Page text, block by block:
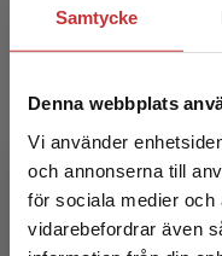
Samtycke
Denna webbplats
Vi använder
och annonserna till
för sociala medier
vidarebefordrar även
Schottenius
234 krinkl.